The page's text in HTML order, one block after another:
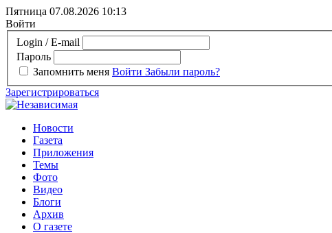
Пятница 07.08.2026 10:13
Войти
Login / E-mail
Пароль
Запомнить меня Войти Забыли пароль?
Зарегистрироваться
Новости
Газета
Приложения
Темы
Фото
Видео
Блоги
Архив
О газете